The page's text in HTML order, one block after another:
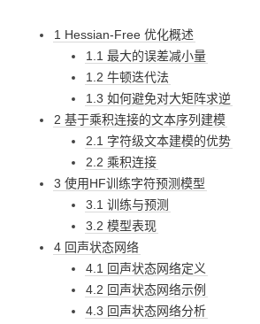
1 Hessian-Free 优化概述
1.1 最大的误差减小量
1.2 牛顿迭代法
1.3 如何避免对大矩阵求逆
2 基于乘积连接的文本序列建模
2.1 字符级文本建模的优势
2.2 乘积连接
3 使用HF训练字符预测模型
3.1 训练与预测
3.2 模型表现
4 回声状态网络
4.1 回声状态网络定义
4.2 回声状态网络示例
4.3 回声状态网络分析